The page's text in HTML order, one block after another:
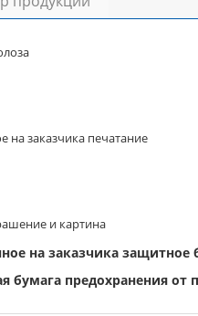
на заказчика печатание
и картина
на заказчика
бумага предохранения от